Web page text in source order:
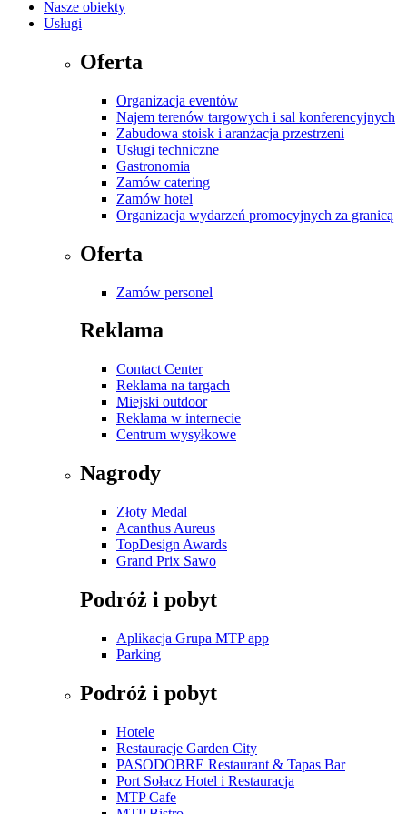
Nasze obiekty
Usługi
Oferta
Organizacja eventów
Najem terenów targowych i sal konferencyjnych
Zabudowa stoisk i aranżacja przestrzeni
Usługi techniczne
Gastronomia
Zamów catering
Zamów hotel
Organizacja wydarzeń promocyjnych za granicą
Oferta
Zamów personel
Reklama
Contact Center
Reklama na targach
Miejski outdoor
Reklama w internecie
Centrum wysyłkowe
Nagrody
Złoty Medal
Acanthus Aureus
TopDesign Awards
Grand Prix Sawo
Podróż i pobyt
Aplikacja Grupa MTP app
Parking
Podróż i pobyt
Hotele
Restauracje Garden City
PASODOBRE Restaurant & Tapas Bar
Port Sołacz Hotel i Restauracja
MTP Cafe